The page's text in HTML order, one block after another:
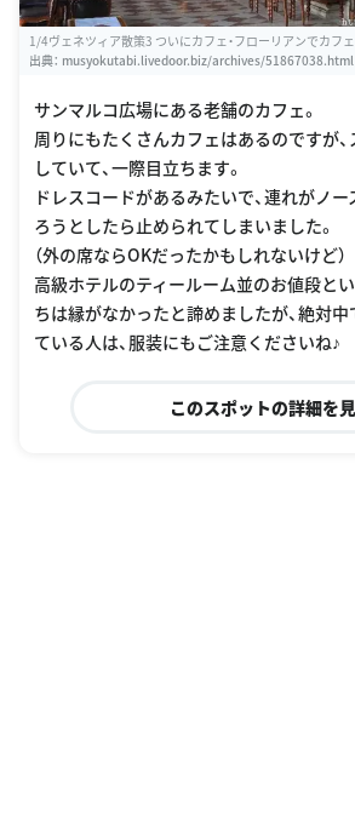
1/4ヴェネツィア散策3 ついにカフェ・フローリアンでカフ
出典： musyokutabi.livedoor.biz/archives/51867038.html
サンマルコ広場にある老舗のカフェ。
周りにもたくさんカフェはあるのですが
していて、一際目立ちます。
ドレスコードがあるみたいで、連れがノ
ろうとしたら止められてしまいました。
（外の席ならOKだったかもしれないけど）
高級ホテルのティールーム並のお値段と
ちは縁がなかったと諦めましたが、絶対
ている人は、服装にもご注意くださいね♪
このスポットの詳細を